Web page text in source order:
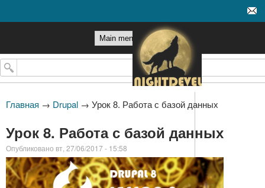
содержанию
Поиск
Главная → Drupal → Урок 8. Работа с базой данных
Урок 8. Работа с базой данных
Опубликовано вт, 27/06/2017 - 15:58